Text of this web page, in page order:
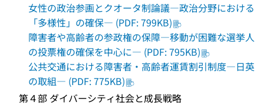
女性の政治参画とクオータ制論議―政治分野における
「多様性」の確保― (PDF: 799KB)
障害者や高齢者の参政権の保障―移動が困難な選挙人
の投票権の確保を中心に― (PDF: 795KB)
公共交通における障害者・高齢者運賃割引制度―日英
の取組― (PDF: 775KB)
第４部 ダイバーシティ社会と成長戦略